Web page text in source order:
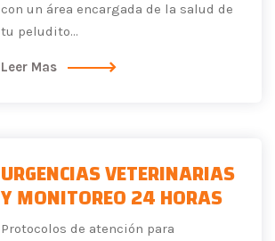
con un área encargada de la salud de
tu peludito...
Leer Mas
URGENCIAS VETERINARIAS
Y MONITOREO 24 HORAS
Protocolos de atención para